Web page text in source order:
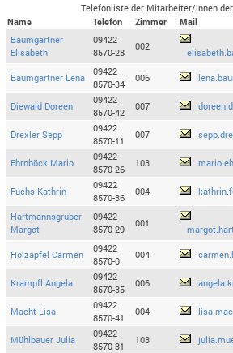
Telefonliste der Mitarbeiter/innen
Name
Telefon Zimmer
Mail
Baumgartner
Elisabeth
09422
8570-28
002
Baumgartner Lena
09422
8570-34
006
Diewald Doreen
09422
8570-42
007
Drexler Sepp
09422
8570-11
007
Ehrnböck Mario
09422
8570-26
103
Fuchs Kathrin
09422
8570-36
004
Hartmannsgruber
Margot
09422
8570-29
001
Holzapfel Carmen
09422
8570-0
004
Krampfl Angela
09422
8570-35
006
Macht Lisa
09422
8570-41
004
Mühlbauer Julia
09422
8570-31
103